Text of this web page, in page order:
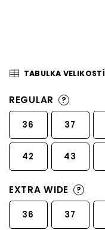
TABULKA VELIKOSTÍ
REGULAR ?
36 37
42 43
EXTRA WIDE ?
36 37